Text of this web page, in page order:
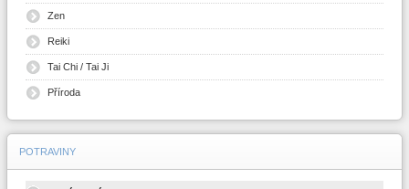
Zen
Reiki
Tai Chi / Tai Ji
Příroda
POTRAVINY